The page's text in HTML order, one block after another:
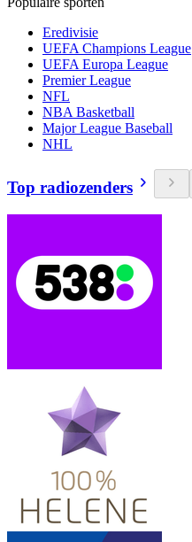
Eredivisie
UEFA Champions League
UEFA Europa League
Premier League
NFL
NBA Basketball
Major League Baseball
NHL
Top radiozenders